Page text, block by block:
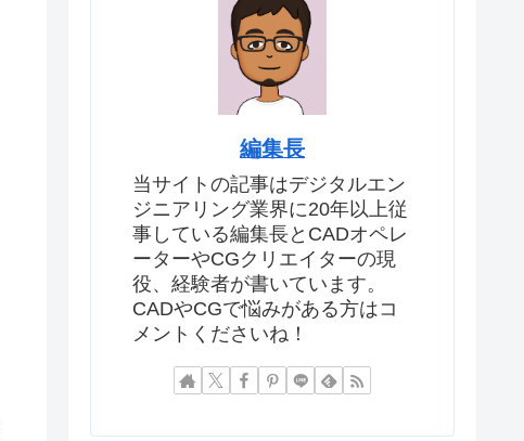
編集長
当サイトの記事はデジタルエン
ジニアリング業界に20年以上従
事している編集長とCADオペレ
ーターやCGクリエイターの現
役、経験者が書いています。
CADやCGで悩みがある方はコ
メントくださいね！